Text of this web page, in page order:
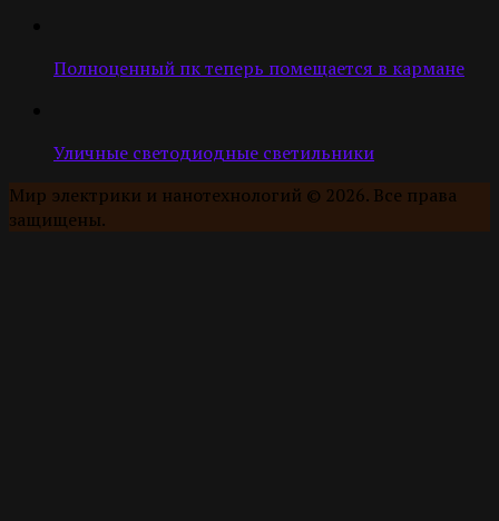
Полноценный пк теперь помещается в кармане
Уличные светодиодные светильники
Мир электрики и нанотехнологий © 2026. Все права
защищены.